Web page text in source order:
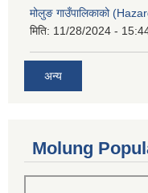
मोलुङ गाउँपालिकाको
मिति: 11/28/2024 -
अन्य
Molung